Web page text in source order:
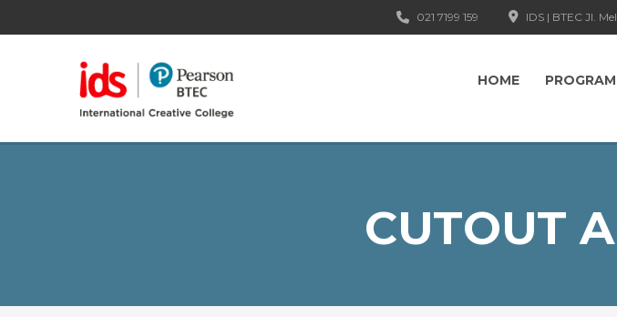
IDS | BTEC Jl.
021 7199 159
HOME
CUTOUT